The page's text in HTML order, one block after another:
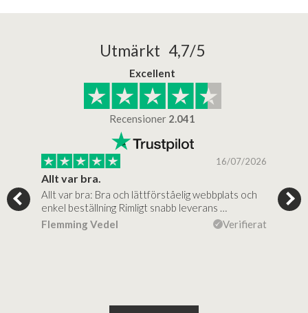
Utmärkt 4,7/5
Excellent
Recensioner 2.041
16/07/2026
Allt var bra.
Allt var bra: Bra och lättförståelig webbplats och
enkel beställning Rimligt snabb leverans …
Flemming Vedel
Verifierat
Jag